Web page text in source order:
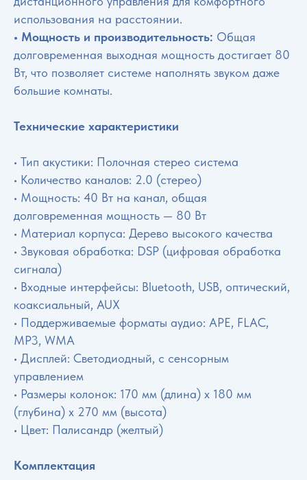
использования на расстоянии.
• Мощность и производительность: Общая
долговременная выходная мощность достигает 80
Вт, что позволяет системе наполнять звуком даже
большие комнаты.
Технические характеристики
• Тип акустики: Полочная стерео система
• Количество каналов: 2.0 (стерео)
• Мощность: 40 Вт на канал, общая
долговременная мощность — 80 Вт
• Материал корпуса: Дерево высокого качества
• Звуковая обработка: DSP (цифровая обработка
сигнала)
• Входные интерфейсы: Bluetooth, USB, оптический,
коаксиальный, AUX
• Поддерживаемые форматы аудио: APE, FLAC,
MP3, WMA
• Дисплей: Светодиодный, с сенсорным
управлением
• Размеры колонок: 170 мм (длина) x 180 мм
(глубина) x 270 мм (высота)
• Цвет: Палисандр (желтый)
Комплектация